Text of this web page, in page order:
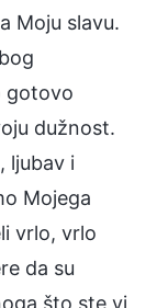
Moju slavu.
gotovo
dužnost.
ljubav i
Mojega
vrlo, vrlo
da su
što ste vi